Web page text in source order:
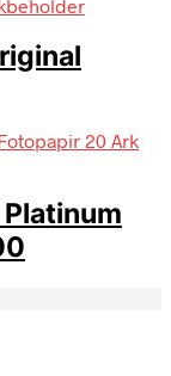
Platinum